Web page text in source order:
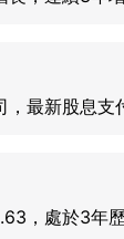
including
and
，最新股息支
，處於3年